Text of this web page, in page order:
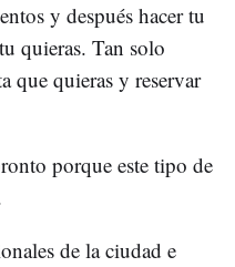
y después hacer tu
quieras. Tan solo
que quieras y reservar
porque este tipo de
de la ciudad e